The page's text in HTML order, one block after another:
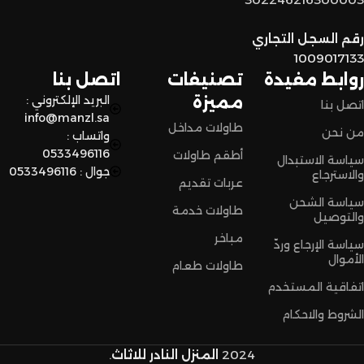
اختاروا الراحة والأناقة من المنزل النادر للاثاث الآن وعيشوا تجربة
تسوق مميزة.
روابط مفيدة
اتصل بنا
من نحن
سياسة الاستبدال
والاسترجاع
سياسة الشحن
والتوصيل
سياسة الإرجاع وردّ
الأموال
اتفاقية المستخدم
الشروط والاحكام
تصنيفات
مميزة
طاولات مداخل
أطقم طاولات
عربات تقديم
طاولات خدمة
مباخر
طاولات طعام
اتصل بنا
البريد الإلكتروني :
info@manzl.sa
واتساب :
0533496116
جوال : 0533496116
رقم السجل التجاري
1009017133
2024 المنزل النادر للاثاث.